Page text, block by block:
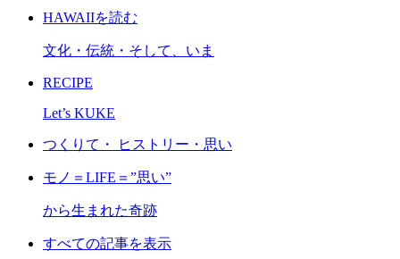
HAWAIIを読む
文化・伝統・そして、いま
RECIPE
Let’s KUKE
つくりて・ ヒストリー・思い
モノ＝LIFE＝”思い”
から生まれた奇跡
すべての記事を表示